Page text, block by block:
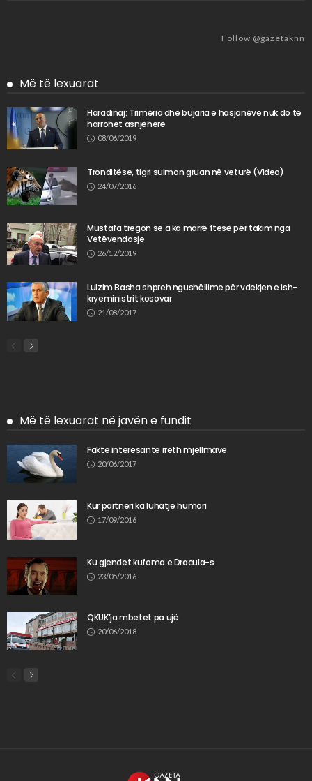
Follow @gazetaknn
Më të lexuarat
Haradinaj: Trimëria dhe bujaria e hasjanëve nuk do të
harrohet asnjëherë
08/06/2019
Tronditëse, tigri sulmon gruan në veturë (Video)
24/07/2016
Mustafa tregon se a ka marrë ftesë për takim nga
Vetëvendosje
26/12/2019
Lulzim Basha shpreh ngushëllime për vdekjen e ish-
kryeministrit kosovar
21/08/2017
Më të lexuarat në javën e fundit
Fakte interesante rreth mjellmave
20/06/2017
Kur partneri ka luhatje humori
17/09/2016
Ku gjendet kufoma e Dracula-s
23/05/2016
QKUK’ja mbetet pa ujë
20/06/2018